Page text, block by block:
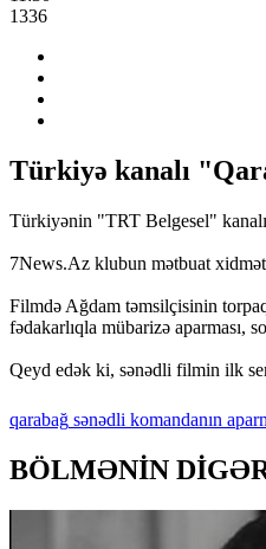
1336
Türkiyə kanalı
Türkiyənin "TRT Belgesel"
7News.Az klubun mətbuat
Filmdə Ağdam təmsilçisinin
fədakarlıqla mübarizə aparması,
Qeyd edək ki, sənədli filmin ilk
qarabağ sənədli komandanın
BÖLMƏNİN